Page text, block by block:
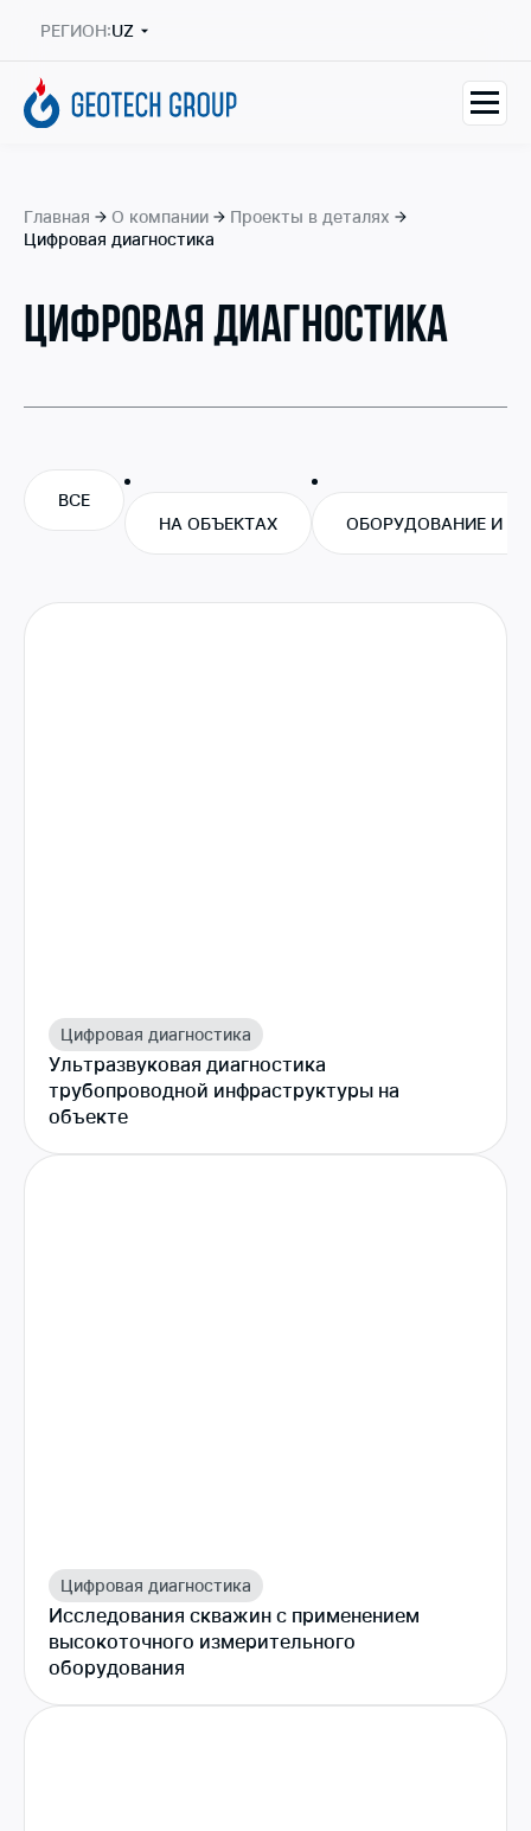
РЕГИОН:UZ
Главная О компании
Проекты в деталях
Цифровая диагностика
ЦИФРОВАЯ ДИАГНОСТИКА
ВСЕ
НА ОБЪЕКТАХ
ОБОРУДОВАНИЕ И
Цифровая диагностика
Ультразвуковая диагностика
трубопроводной инфраструктуры на
объекте
Цифровая диагностика
Исследования скважин с применением
высокоточного измерительного
оборудования